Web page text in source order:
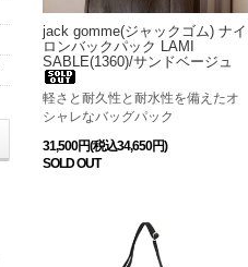
jack gomme(ジャックゴム) ナイ
ロンバックパック LAMI
SABLE(1360)/サンドベージュ
軽さと耐久性と耐水性を備えたオ
シャレなバッグパック
31,500円(税込34,650円)
SOLD OUT